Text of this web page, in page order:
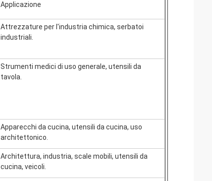
Applicazione
Attrezzature per l'industria chimica, serbatoi
industriali.
Strumenti medici di uso generale, utensili da
tavola.
Apparecchi da cucina, utensili da cucina, uso
architettonico.
Architettura, industria, scale mobili, utensili da
cucina, veicoli.